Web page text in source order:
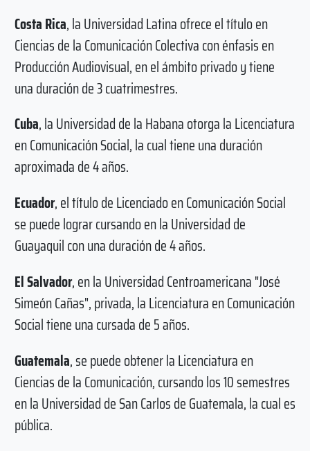
Costa Rica, la Universidad Latina ofrece el título en
Ciencias de la Comunicación Colectiva con énfasis en
Producción Audiovisual, en el ámbito privado y tiene
una duración de 3 cuatrimestres.
Cuba, la Universidad de la Habana otorga la Licenciatura
en Comunicación Social, la cual tiene una duración
aproximada de 4 años.
Ecuador, el título de Licenciado en Comunicación Social
se puede lograr cursando en la Universidad de
Guayaquil con una duración de 4 años.
El Salvador, en la Universidad Centroamericana "José
Simeón Cañas", privada, la Licenciatura en Comunicación
Social tiene una cursada de 5 años.
Guatemala, se puede obtener la Licenciatura en
Ciencias de la Comunicación, cursando los 10 semestres
en la Universidad de San Carlos de Guatemala, la cual es
pública.